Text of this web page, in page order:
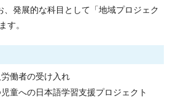
、発展的な科目として「地域プロジェク
す。
働者の受け入れ
童への日本語学習支援プロジェクト